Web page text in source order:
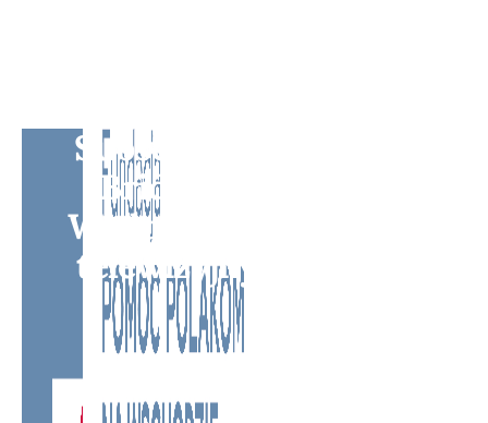
Subscribe to BM TV -
Bridge Media TV -
Wielokulturowy kanał
telewizyjny na Litwie